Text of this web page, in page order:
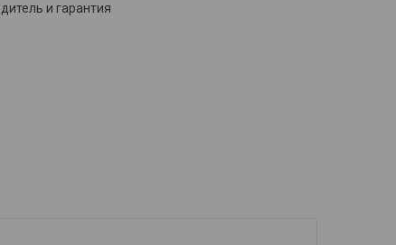
и гарантия